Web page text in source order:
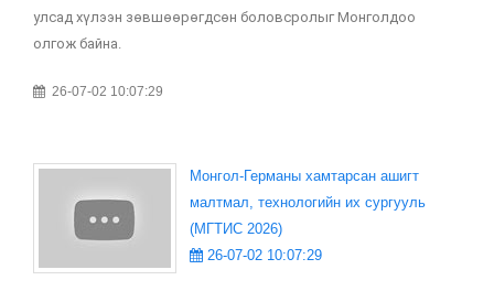
улсад хүлээн зөвшөөрөгдсөн боловсролыг Монголдоо
олгож байна.
26-07-02 10:07:29
Монгол-Германы хамтарсан ашигт
малтмал, технологийн их сургууль
(МГТИС 2026)
26-07-02 10:07:29